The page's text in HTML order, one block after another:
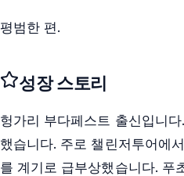
평범한 편.
성장 스토리
헝가리 부다페스트 출신입니
했습니다. 주로 챌린저투어에
를 계기로 급부상했습니다. 푸